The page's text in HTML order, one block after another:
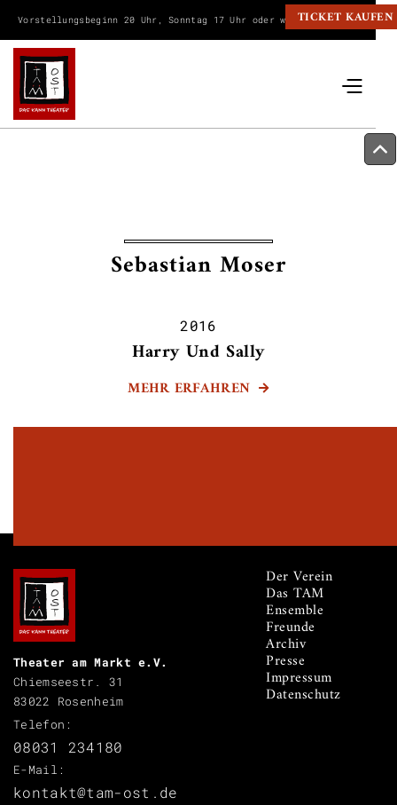
Vorstellungsbeginn 20 Uhr, Sonntag 17 Uhr oder wie angegeben.
TICKET KAUFEN
Sebastian Moser
2016
Harry Und Sally
MEHR ERFAHREN 
Theater am Markt e.V.
Chiemseestr. 31
83022 Rosenheim
Telefon:
08031 234180
E-Mail:
kontakt@tam-ost.de
Der Verein
Das TAM
Ensemble
Freunde
Archiv
Presse
Impressum
Datenschutz